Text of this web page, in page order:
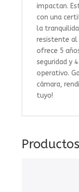
impactan.
con una
la
resistente al
ofrece 5
seguridad y
operativo.
cámara,
tuyo!